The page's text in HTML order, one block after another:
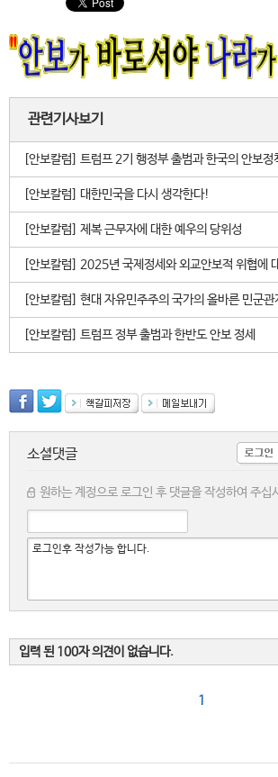
관련기사보기
[안보칼럼] 트럼프 2기 행정부 출범과 한국의 안보정
[안보칼럼] 대한민국을 다시 생각한다!
[안보칼럼] 제복 근무자에 대한 예우의 당위성
[안보칼럼] 2025년 국제정세와 외교안보적 위협에
[안보칼럼] 현대 자유민주주의 국가의 올바른 민군관
[안보칼럼] 트럼프 정부 출범과 한반도 안보 정세
소셜댓글
원하는 계정으로 로그인 후 댓글을 작성하여 주십
입력 된 100자 의견이 없습니다.
1